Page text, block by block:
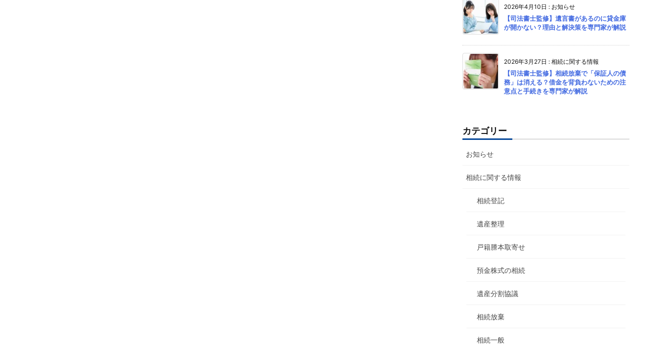
2026年4月10日 : お知らせ
【司法書士監修】遺言書があるのに貸金庫
が開かない？理由と解決策を専門家が解説
2026年3月27日 : 相続に関する情報
【司法書士監修】相続放棄で「保証人の債
務」は消える？借金を背負わないための注
意点と手続きを専門家が解説
カテゴリー
お知らせ
相続に関する情報
相続登記
遺産整理
戸籍謄本取寄せ
預金株式の相続
遺産分割協議
相続放棄
相続一般